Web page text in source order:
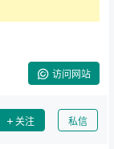
访问网站
关注 私信